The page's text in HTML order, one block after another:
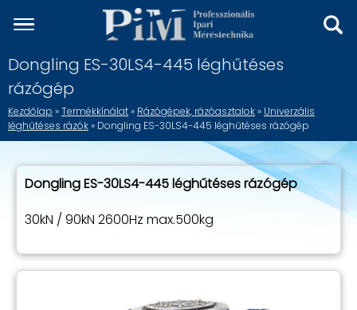
Dongling ES-30LS4-445 léghűtéses
rázógép
Kezdőlap »Termékkínálat» Rázógépek, rázóasztalok» Univerzális
léghűtéses rázók» Dongling ES-30LS4-445 léghűtéses rázógép
Dongling ES-30LS4-445 léghűtéses rázógép
30kN / 90kN 2600Hz max.500kg